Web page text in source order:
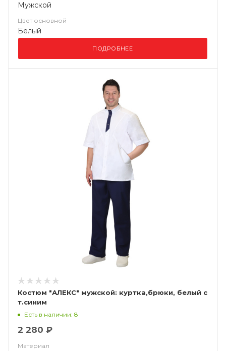
Мужской
Цвет основной
Белый
ПОДРОБНЕЕ
Костюм "АЛЕКС" мужской: куртка,брюки, белый с
т.синим
Есть в наличии: 8
2 280 ₽
Материал